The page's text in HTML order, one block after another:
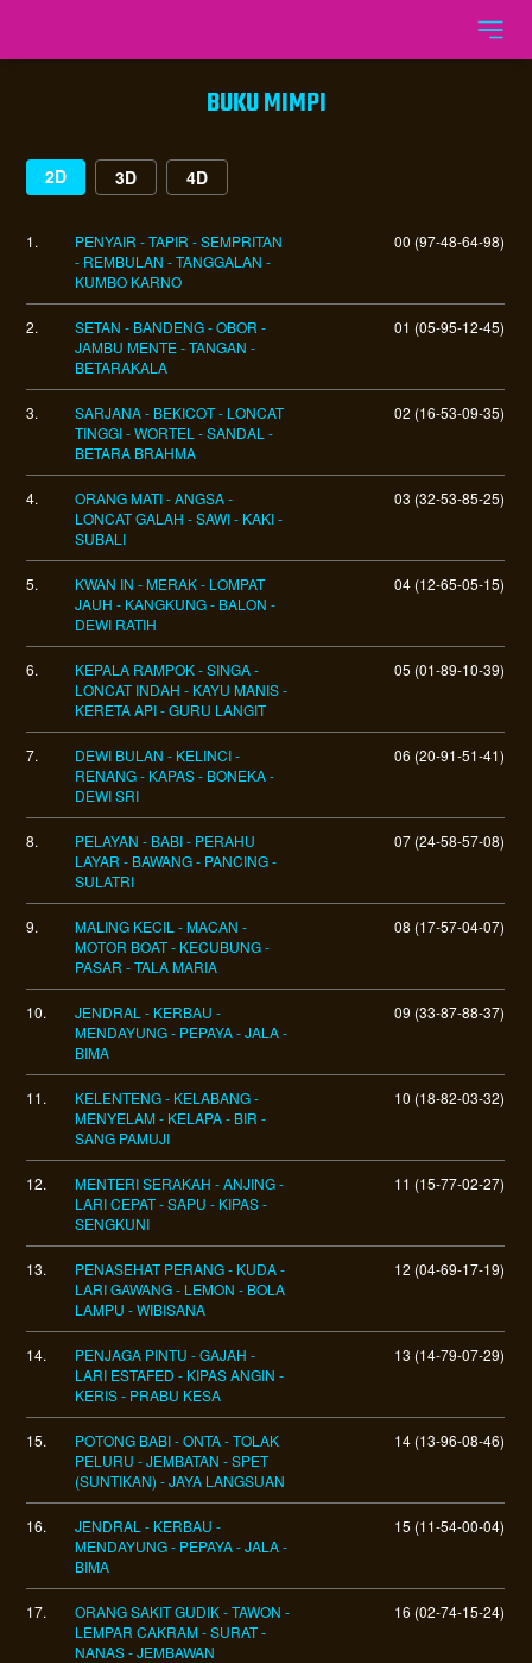
BUKU MIMPI
2D 3D 4D
1.
PENYAIR - TAPIR - SEMPRITAN
- REMBULAN - TANGGALAN -
KUMBO KARNO
00 (97-48-64-98)
2.
SETAN - BANDENG - OBOR -
JAMBU MENTE - TANGAN -
BETARAKALA
01 (05-95-12-45)
3.
SARJANA - BEKICOT - LONCAT
TINGGI - WORTEL - SANDAL -
BETARA BRAHMA
02 (16-53-09-35)
4.
ORANG MATI - ANGSA -
LONCAT GALAH - SAWI - KAKI -
SUBALI
03 (32-53-85-25)
5.
KWAN IN - MERAK - LOMPAT
JAUH - KANGKUNG - BALON -
DEWI RATIH
04 (12-65-05-15)
6.
KEPALA RAMPOK - SINGA -
LONCAT INDAH - KAYU MANIS -
KERETA API - GURU LANGIT
05 (01-89-10-39)
7.
DEWI BULAN - KELINCI -
RENANG - KAPAS - BONEKA -
DEWI SRI
06 (20-91-51-41)
8.
PELAYAN - BABI - PERAHU
LAYAR - BAWANG - PANCING -
SULATRI
07 (24-58-57-08)
9.
MALING KECIL - MACAN -
MOTOR BOAT - KECUBUNG -
PASAR - TALA MARIA
08 (17-57-04-07)
10.
JENDRAL - KERBAU -
MENDAYUNG - PEPAYA - JALA -
BIMA
09 (33-87-88-37)
11.
KELENTENG - KELABANG -
MENYELAM - KELAPA - BIR -
SANG PAMUJI
10 (18-82-03-32)
12.
MENTERI SERAKAH - ANJING -
LARI CEPAT - SAPU - KIPAS -
SENGKUNI
11 (15-77-02-27)
13.
PENASEHAT PERANG - KUDA -
LARI GAWANG - LEMON - BOLA
LAMPU - WIBISANA
12 (04-69-17-19)
14.
PENJAGA PINTU - GAJAH -
LARI ESTAFED - KIPAS ANGIN -
KERIS - PRABU KESA
13 (14-79-07-29)
15.
POTONG BABI - ONTA - TOLAK
PELURU - JEMBATAN - SPET
(SUNTIKAN) - JAYA LANGSUAN
14 (13-96-08-46)
16.
JENDRAL - KERBAU -
MENDAYUNG - PEPAYA - JALA -
BIMA
15 (11-54-00-04)
17.
ORANG SAKIT GUDIK - TAWON -
LEMPAR CAKRAM - SURAT -
NANAS - JEMBAWAN
16 (02-74-15-24)